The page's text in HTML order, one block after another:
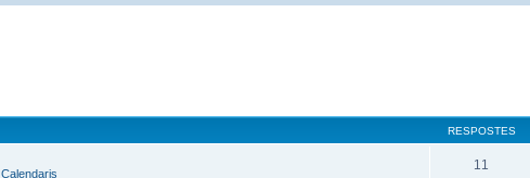
RESPOSTES
Calendaris
11